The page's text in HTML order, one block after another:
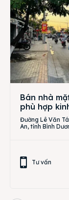
Bán nhà
phù hợp
Đường Lê Văn
An, tỉnh Bình
Tư vấn